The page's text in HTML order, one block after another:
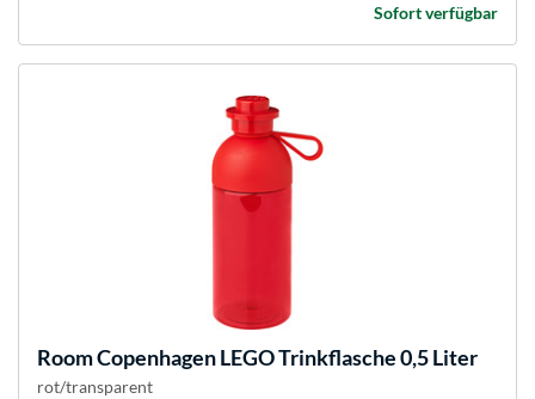
Sofort verfügbar
Room CopenhagenLEGO Trinkflasche 0,5 Liter
rot/transparent